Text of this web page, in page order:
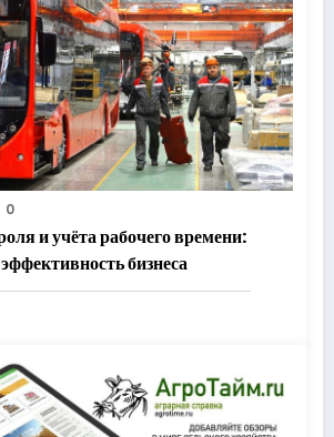
0
и учёта рабочего времени:
бизнеса